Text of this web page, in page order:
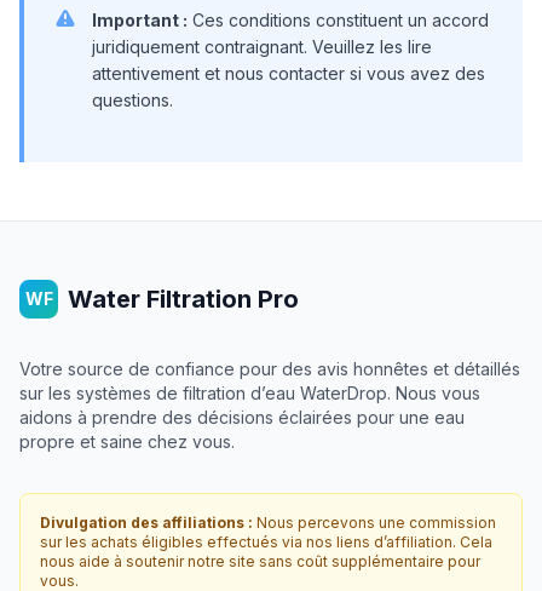
Important : Ces conditions constituent un accord
juridiquement contraignant. Veuillez les lire
attentivement et nous contacter si vous avez des
questions.
WF Water Filtration Pro
Votre source de confiance pour des avis honnêtes et détaillés
sur les systèmes de filtration d’eau WaterDrop. Nous vous
aidons à prendre des décisions éclairées pour une eau
propre et saine chez vous.
Divulgation des affiliations : Nous percevons une commission
sur les achats éligibles effectués via nos liens d’affiliation. Cela
nous aide à soutenir notre site sans coût supplémentaire pour
vous.